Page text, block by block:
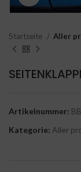
Startseite Aller
Artikelnummer:
Kategorie: Aller